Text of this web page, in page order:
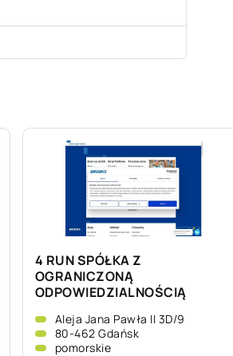
4 RUN SPÓŁKA Z
OGRANICZONĄ
ODPOWIEDZIALNOŚCIĄ
Aleja Jana Pawła II 3D/9
80-462 Gdańsk
pomorskie